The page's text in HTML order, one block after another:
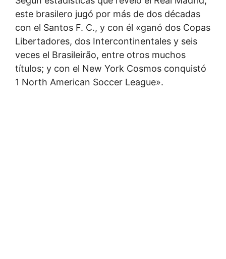
este brasilero jugó por más de dos décadas
con el Santos F. C., y con él «ganó dos Copas
Libertadores, dos Intercontinentales y seis
veces el Brasileirão, entre otros muchos
títulos; y con el New York Cosmos conquistó
1 North American Soccer League».